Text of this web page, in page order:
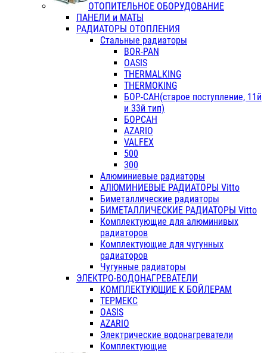
ОТОПИТЕЛЬНОЕ ОБОРУДОВАНИЕ
ПАНЕЛИ и МАТЫ
РАДИАТОРЫ ОТОПЛЕНИЯ
Стальные радиаторы
BOR-PAN
OASIS
THERMALKING
THERMOKING
БОР-САН(старое поступление, 11й
и 33й тип)
БОРСАН
AZARIO
VALFEX
500
300
Алюминиевые радиаторы
АЛЮМИНИЕВЫЕ РАДИАТОРЫ Vitto
Биметаллические радиаторы
БИМЕТАЛЛИЧЕСКИЕ РАДИАТОРЫ Vitto
Комплектующие для алюминивых
радиаторов
Комплектующие для чугунных
радиаторов
Чугунные радиаторы
ЭЛЕКТРО-ВОДОНАГРЕВАТЕЛИ
КОМПЛЕКТУЮЩИЕ К БОЙЛЕРАМ
ТЕРМЕКС
OASIS
AZARIO
Электрические водонагреватели
Комплектующие